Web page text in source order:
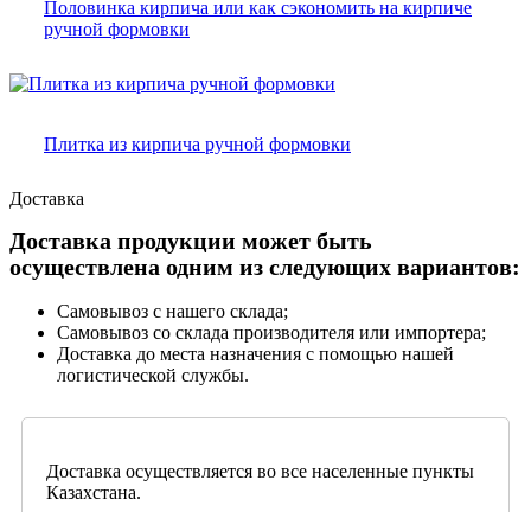
Половинка кирпича или как сэкономить на кирпиче
ручной формовки
Плитка из кирпича ручной формовки
Доставка
Доставка продукции может быть
осуществлена одним из следующих вариантов:
Самовывоз с нашего склада;
Самовывоз со склада производителя или импортера;
Доставка до места назначения с помощью нашей
логистической службы.
Доставка осуществляется во все населенные пункты
Казахстана.